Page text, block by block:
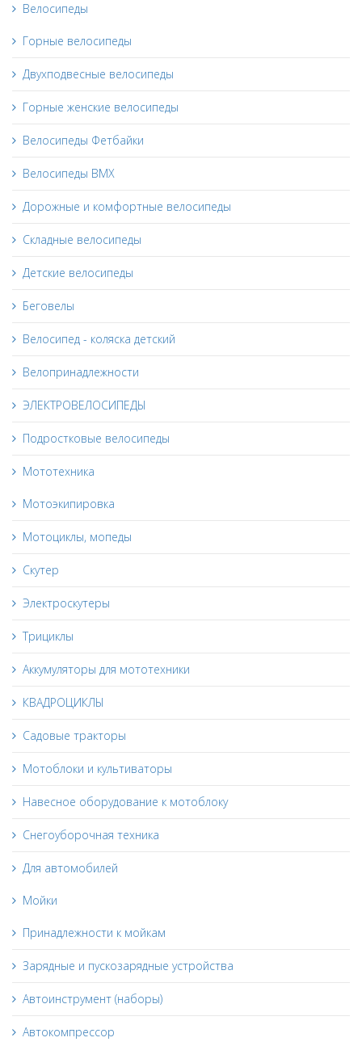
Велосипеды
Горные велосипеды
Двухподвесные велосипеды
Горные женские велосипеды
Велосипеды Фетбайки
Велосипеды BMX
Дорожные и комфортные велосипеды
Складные велосипеды
Детские велосипеды
Беговелы
Велосипед - коляска детский
Велопринадлежности
ЭЛЕКТРОВЕЛОСИПЕДЫ
Подростковые велосипеды
Мототехника
Мотоэкипировка
Мотоциклы, мопеды
Скутер
Электроскутеры
Трициклы
Аккумуляторы для мототехники
КВАДРОЦИКЛЫ
Садовые тракторы
Мотоблоки и культиваторы
Навесное оборудование к мотоблоку
Снегоуборочная техника
Для автомобилей
Мойки
Принадлежности к мойкам
Зарядные и пускозарядные устройства
Автоинструмент (наборы)
Автокомпрессор